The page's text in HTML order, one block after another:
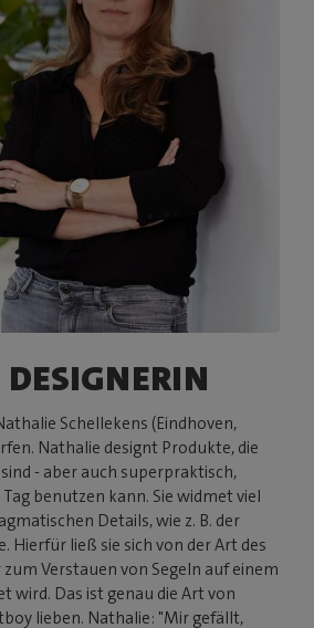
Schellekens (Eindhoven,
Nathalie designt Produkte, die
- aber auch superpraktisch,
benutzen kann. Sie widmet viel
Details, wie z. B. der
Hierfür ließ sie sich von der Art des
Verstauen von Segeln auf einem
wird. Das ist genau die Art von
lieben. Nathalie: "Mir gefällt,